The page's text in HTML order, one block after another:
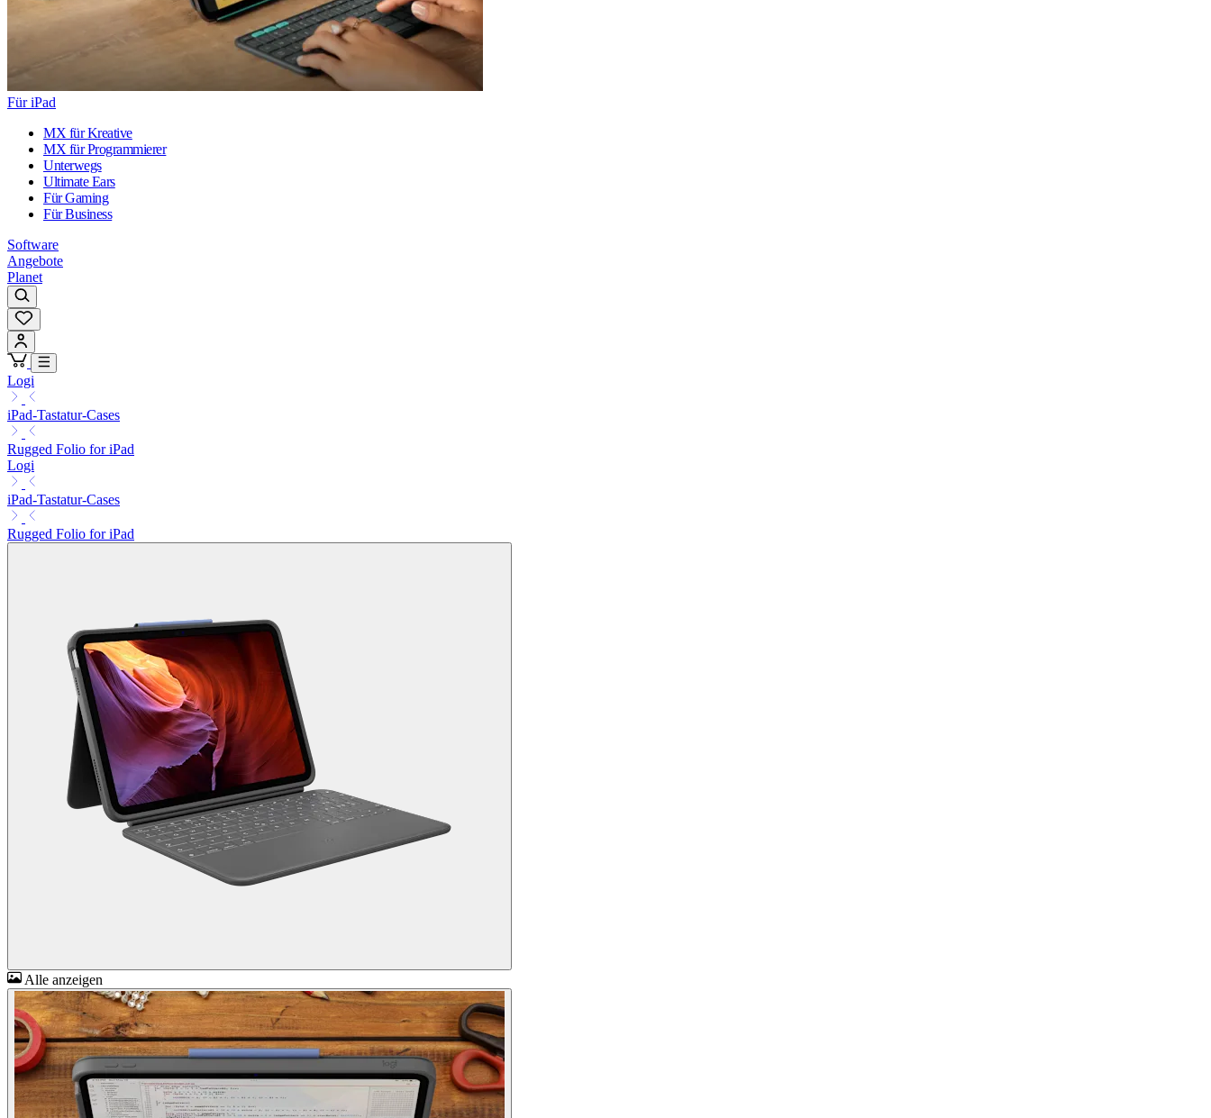
Für iPad
MX für Kreative
MX für Programmierer
Unterwegs
Ultimate Ears
Für Gaming
Für Business
Software
Angebote
Planet
Logi
iPad-Tastatur-Cases
Rugged Folio for iPad
Logi
iPad-Tastatur-Cases
Rugged Folio for iPad
Alle anzeigen